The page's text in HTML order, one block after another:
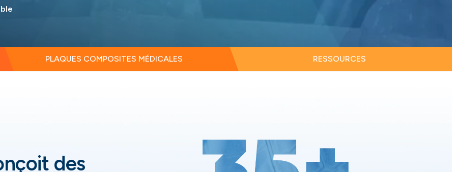
PLAQUES COMPOSITES MÉDICALES RESSOURCES
des